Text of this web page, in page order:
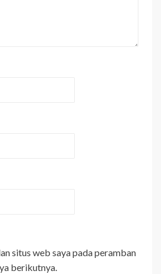
situs web saya pada peramban
berikutnya.